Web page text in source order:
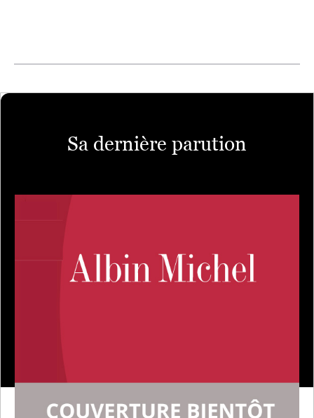
Sa dernière parution